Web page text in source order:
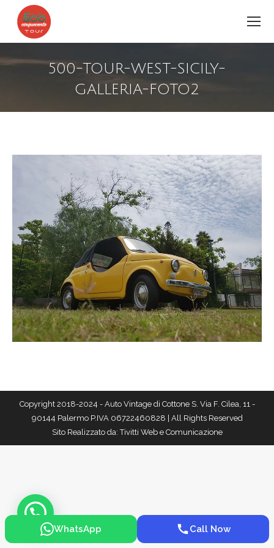
500-TOUR-WEST-SICILY-
GALLERIA-FOTO2
Copyright 2018-2024 - Auto Vintage di Cottone S. Via F. Cilea, 11 -
90144 Palermo P.IVA 06722460828 | All Rights Reserved
Sito Realizzato da:Tivitti Web e Comunicazione
WhatsApp Call Now